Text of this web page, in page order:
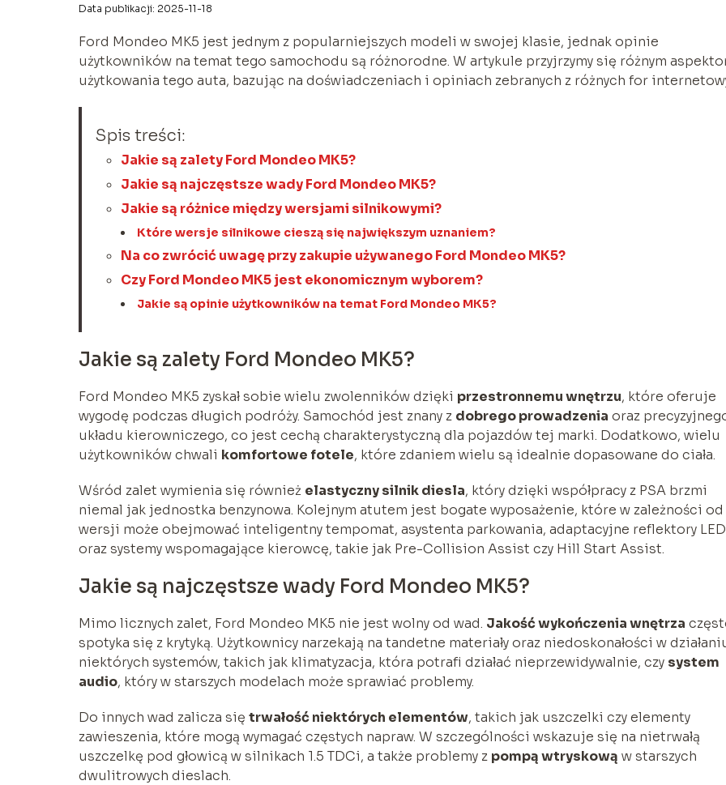
Data publikacji: 2025-11-18
Ford Mondeo MK5 jest jednym z popularniejszych modeli w swojej klasie, jednak opinie
użytkowników na temat tego samochodu są różnorodne. W artykule przyjrzymy się różnym
użytkowania tego auta, bazując na doświadczeniach i opiniach zebranych z różnych for
Spis treści:
Jakie są zalety Ford Mondeo MK5?
Jakie są najczęstsze wady Ford Mondeo MK5?
Jakie są różnice między wersjami silnikowymi?
Które wersje silnikowe cieszą się największym uznaniem?
Na co zwrócić uwagę przy zakupie używanego Ford Mondeo MK5?
Czy Ford Mondeo MK5 jest ekonomicznym wyborem?
Jakie są opinie użytkowników na temat Ford Mondeo MK5?
Jakie są zalety Ford Mondeo MK5?
Ford Mondeo MK5 zyskał sobie wielu zwolenników dzięki przestronnemu wnętrzu, które oferuje
wygodę podczas długich podróży. Samochód jest znany z dobrego prowadzenia oraz
układu kierowniczego, co jest cechą charakterystyczną dla pojazdów tej marki. Dodatkowo, wielu
użytkowników chwali komfortowe fotele, które zdaniem wielu są idealnie dopasowane do ciała.
Wśród zalet wymienia się również elastyczny silnik diesla, który dzięki współpracy z PSA brzmi
niemal jak jednostka benzynowa. Kolejnym atutem jest bogate wyposażenie, które w zależności od
wersji może obejmować inteligentny tempomat, asystenta parkowania, adaptacyjne reflektory LED
oraz systemy wspomagające kierowcę, takie jak Pre-Collision Assist czy Hill Start Assist.
Jakie są najczęstsze wady Ford Mondeo MK5?
Mimo licznych zalet, Ford Mondeo MK5 nie jest wolny od wad. Jakość wykończenia wnętrza
spotyka się z krytyką. Użytkownicy narzekają na tandetne materiały oraz niedoskonałości w
niektórych systemów, takich jak klimatyzacja, która potrafi działać nieprzewidywalnie, czy system
audio, który w starszych modelach może sprawiać problemy.
Do innych wad zalicza się trwałość niektórych elementów, takich jak uszczelki czy elementy
zawieszenia, które mogą wymagać częstych napraw. W szczególności wskazuje się na nietrwałą
uszczelkę pod głowicą w silnikach 1.5 TDCi, a także problemy z pompą wtryskową w starszych
dwulitrowych dieslach.